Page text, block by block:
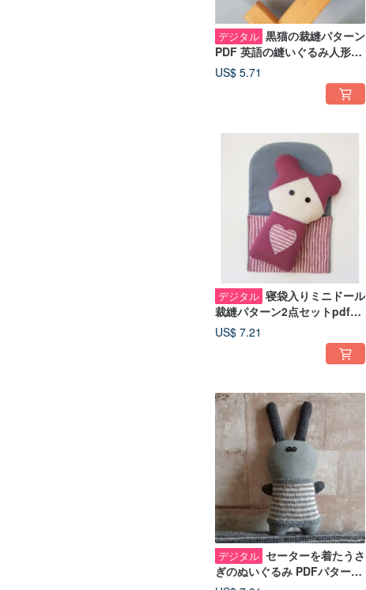
デジタル 黒猫の裁縫パターン
PDF 英語の縫いぐるみ人形の
チュートリアル、ハロウィー
ンの装飾 PDF
US$ 5.71
デジタル 寝袋入りミニドール
裁縫パターン2点セットpdf、
デジタルチュートリアルPDF
US$ 7.21
デジタル セーターを着たうさ
ぎのぬいぐるみ PDFパター
ン、英語での人形チュートリ